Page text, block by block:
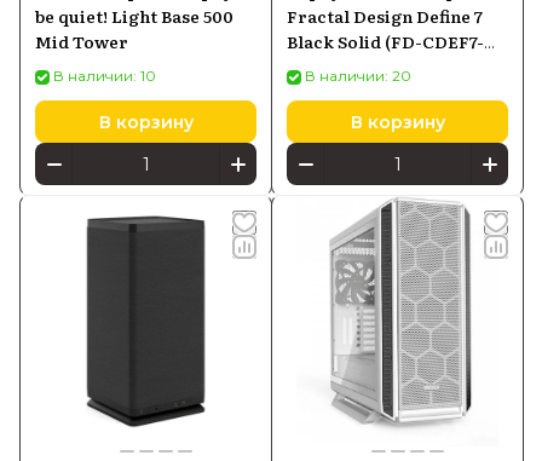
be quiet! Light Base 500
Mid Tower
В наличии: 10
В корзину
Fractal Design Define 7
Black Solid (FD-CDEF7-
A01)В наличии: 20
В корзину